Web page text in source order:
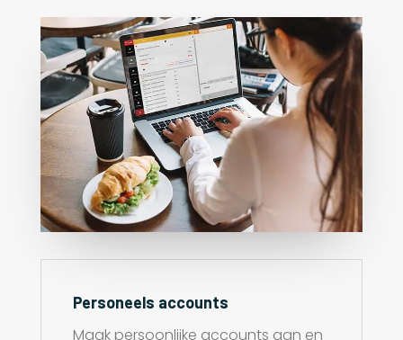
Personeels accounts
Maak persoonlijke accounts aan en